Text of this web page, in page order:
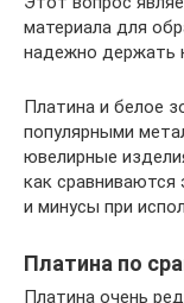
материала для
надежно держать
Платина и белое
популярными
ювелирные
как сравниваются
и минусы при
Платина по
Платина очень